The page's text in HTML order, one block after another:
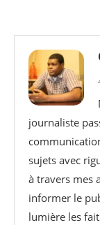
journaliste
sujets avec
à travers mes
informer le
lumière les